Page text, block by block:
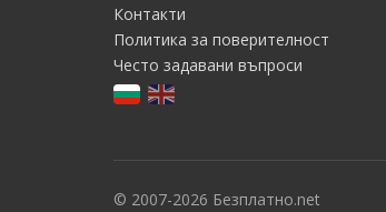
Контакти
Политика за поверителност
Често задавани въпроси
© 2007-2026 Безплатно.net